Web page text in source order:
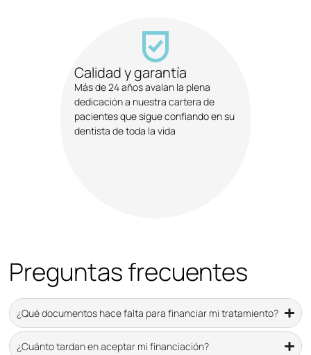
Calidad y garantía
Más de 24 años avalan la plena
dedicación a nuestra cartera de
pacientes que sigue confiando en su
dentista de toda la vida
Preguntas frecuentes
¿Qué documentos hace falta para financiar mi tratamiento?
¿Cuánto tardan en aceptar mi financiación?